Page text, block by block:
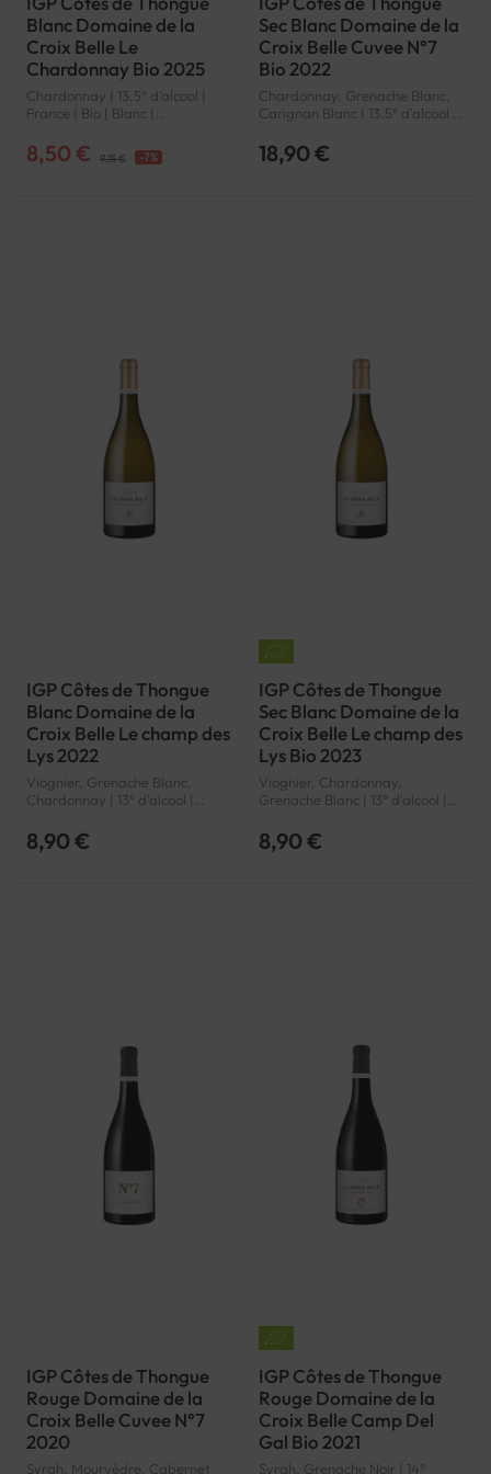
Blanc Domaine de la
Croix Belle Le
Chardonnay Bio 2025
Chardonnay | 13.5° d'alcool |
France | Bio | Blanc |
de Thongue | IGP
8,50 € 9,15 € -7%
Sec Blanc Domaine de la
Croix Belle Cuvee N°7
Bio 2022
Chardonnay, Grenache Blanc,
Carignan Blanc | 13.5° d'alcool |
Languedoc-Roussillon | Côtes
de Thongue | IGP
18,90 €
IGP Côtes de Thongue
Blanc Domaine de la
Croix Belle Le champ des
Lys 2022
Viognier, Grenache Blanc,
Chardonnay | 13° d'alcool |
Roussillon | Côtes de Thongue |
IGP
8,90 €
IGP Côtes de Thongue
Sec Blanc Domaine de la
Croix Belle Le champ des
Lys Bio 2023
Viognier, Chardonnay,
Grenache Blanc | 13° d'alcool |
Languedoc-Roussillon | Côtes
de Thongue | IGP
8,90 €
IGP Côtes de Thongue
Rouge Domaine de la
Croix Belle Cuvee N°7
2020
Syrah, Mourvèdre, Cabernet
IGP Côtes de Thongue
Rouge Domaine de la
Croix Belle Camp Del
Gal Bio 2021
Syrah, Grenache Noir | 14°